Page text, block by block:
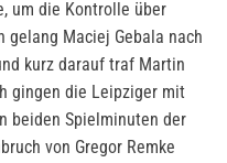
um die Kontrolle über
gelang Maciej Gebala nach
kurz darauf traf Martin
gingen die Leipziger mit
beiden Spielminuten der
von Gregor Remke